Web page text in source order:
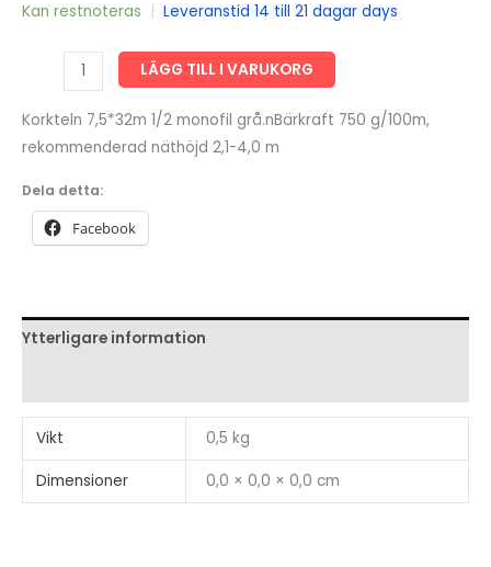
Kan restnoteras Leveranstid 14 till 21 dagar days
7,5*32m
1/2
monofil
mängd
LÄGG TILL I VARUKORG
Korkteln 7,5*32m 1/2 monofil grå.nBärkraft 750 g/100m,
rekommenderad näthöjd 2,1-4,0 m
Dela detta:
Facebook
Ytterligare information
Vikt 0,5 kg
Dimensioner 0,0 × 0,0 × 0,0 cm